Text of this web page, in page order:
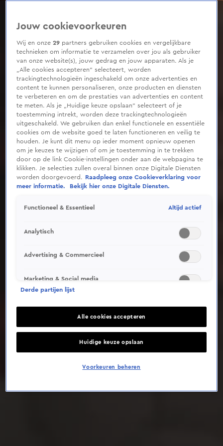
seconds
Deze video is niet beschikbaar op je huidige locatie
Jouw cookievoorkeuren
Wij en onze29 partners gebruiken cookies en vergelijkbare
technieken om informatie te verzamelen over jou als gebruiker
van onze website(s), jouw gedrag en jouw apparaten. Als je
„Alle cookies accepteren” selecteert, worden
trackingtechnologieën ingeschakeld om onze advertenties en
content te kunnen personaliseren, onze producten en diensten
te verbeteren en om de prestaties van advertenties en content
te meten. Als je „Huidige keuze opslaan” selecteert of je
toestemming intrekt, worden deze trackingtechnologieën
uitgeschakeld. We gebruiken dan enkel functionele en essentiële
cookies om de website goed te laten functioneren en veilig te
houden. Je kunt dit menu op ieder moment opnieuw openen
om je keuzes te wijzigen of om je toestemming in te trekken
door op de link Cookie-instellingen onder aan de webpagina te
klikken. Je selecties zullen overal binnen onze Digitale Diensten
worden doorgevoerd.
Raadpleeg onze Cookieverklaring voor
meer informatie.
Bekijk hier onze Digitale Diensten.
Functioneel & Essentieel Altijd actief
Analytisch
Advertising & Commercieel
Marketing & Social media
Derde partijen lijst
Alle cookies accepteren
Huidige keuze opslaan
Voorkeuren beheren